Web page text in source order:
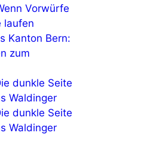
Vorwürfe
laufen
Kanton Bern:
zum
dunkle Seite
Waldinger
dunkle Seite
Waldinger